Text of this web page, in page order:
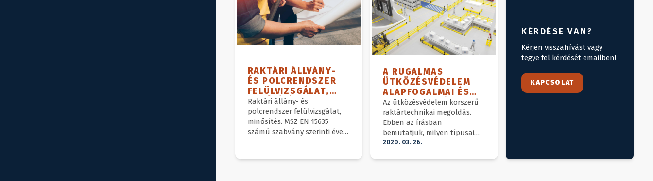
RAKTÁRI ÁLLVÁNY-
ÉS POLCRENDSZER
FELÜLVIZSGÁLAT,
MINŐSÍTÉS
Raktári állány- és
polcrendszer felülvizsgálat,
minősítés. MSZ EN 15635
számú szabvány szerinti éves
A RUGALMAS
ÜTKÖZÉSVÉDELEM
ALAPFOGALMAI ÉS
IPARI HASZNÁLAT
Az ütközésvédelem korszerű
raktártechnikai megoldás.
Ebben az írásban
bemutatjuk, milyen típusai
vannak, és hogyan
2020. 03. 26.
KÉRDÉSE VAN?
Kérjen visszahívást vagy
tegye fel kérdését emailben!
KAPCSOLAT